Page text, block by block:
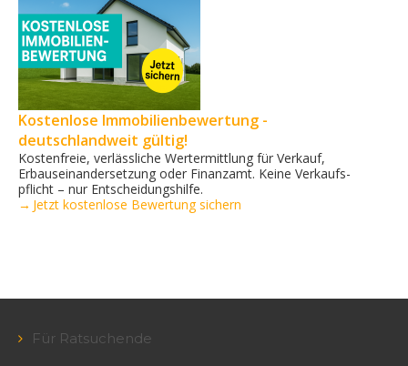
Kostenlose Immobilienbewertung -
deutschlandweit gültig!
Kostenfreie, verlässliche Wertermittlung für Verkauf,
Erbauseinandersetzung oder Finanzamt. Keine Verkaufs­
pflicht – nur Entscheidungshilfe.
→ Jetzt kostenlose Bewertung sichern
Für Ratsuchende